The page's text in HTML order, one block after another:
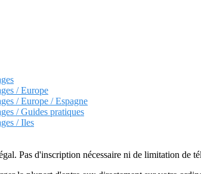
/ Europe
/ Europe / Espagne
/ Guides pratiques
/ Iles
Pas d'inscription nécessaire ni de limitation de